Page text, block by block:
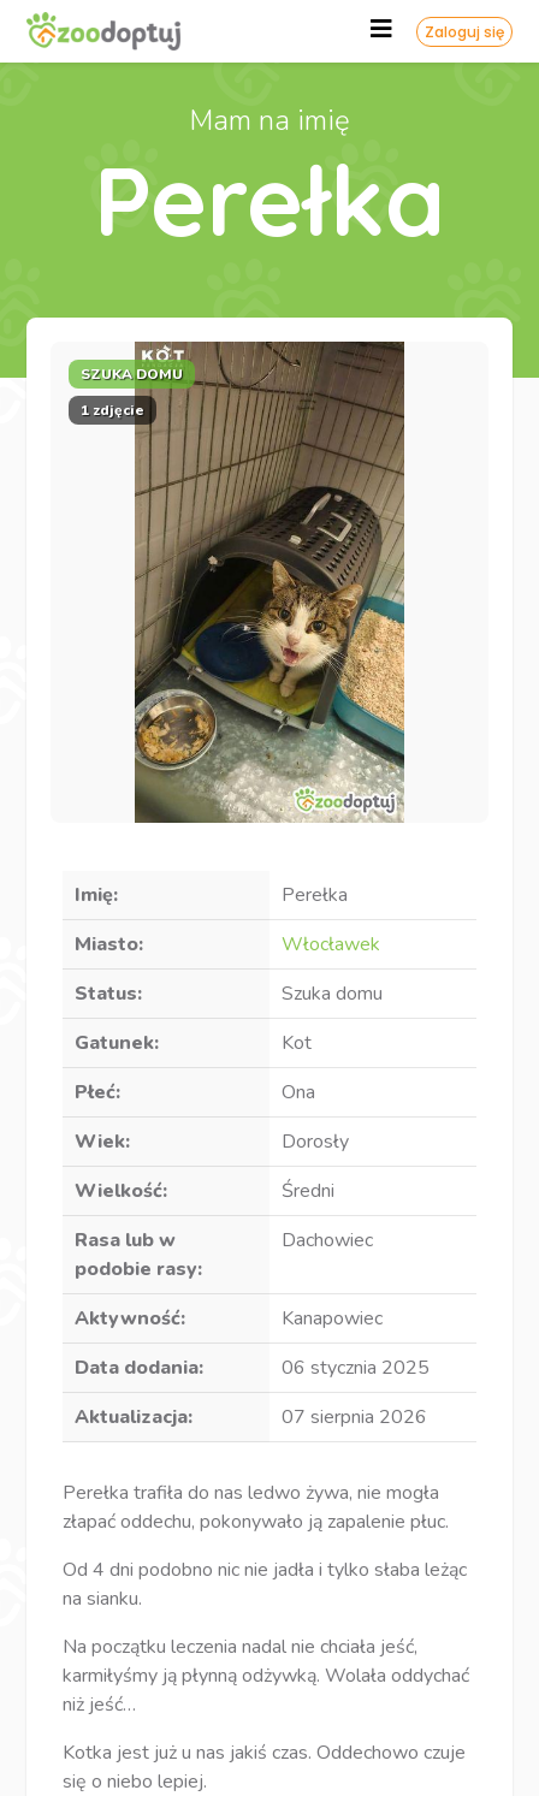
Zaloguj się
Mam na imię
Perełka
SZUKA DOMU
1 zdjęcie
Imię:
Perełka
Miasto:
Włocławek
Status:
Szuka domu
Gatunek:
Kot
Płeć:
Ona
Wiek:
Dorosły
Wielkość:
Średni
Rasa lub w
podobie rasy:
Dachowiec
Aktywność:
Kanapowiec
Data dodania:
06 stycznia 2025
Aktualizacja:
07 sierpnia 2026
Perełka trafiła do nas ledwo żywa, nie mogła
złapać oddechu, pokonywało ją zapalenie płuc.
Od 4 dni podobno nic nie jadła i tylko słaba leżąc
na sianku.
Na początku leczenia nadal nie chciała jeść,
karmiłyśmy ją płynną odżywką. Wolała oddychać
niż jeść…
Kotka jest już u nas jakiś czas. Oddechowo czuje
się o niebo lepiej.